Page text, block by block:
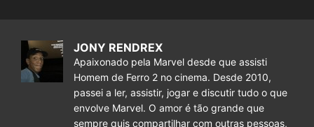
JONY RENDREX
Apaixonado pela Marvel desde que assisti
Homem de Ferro 2 no cinema. Desde 2010,
passei a ler, assistir, jogar e discutir tudo o que
envolve Marvel. O amor é tão grande que
sempre quis compartilhar com outras pessoas,